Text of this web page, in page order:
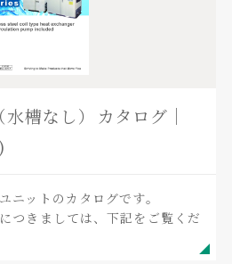
槽なし）カタログ｜
ニットのカタログです。
つきましては、下記をご覧くだ